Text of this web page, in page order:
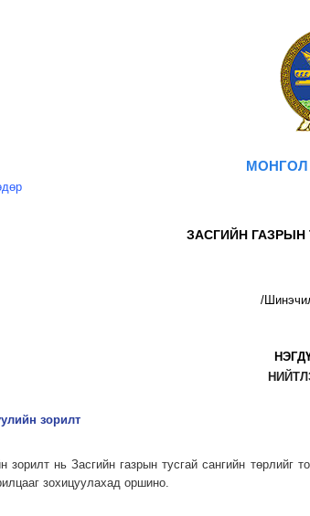
МОНГОЛ
ЗАСГИЙН ГАЗРЫН
/
зорилт
зорилт нь Засгийн газрын тусгай сангийн төрлийг
зохицуулахад оршино.